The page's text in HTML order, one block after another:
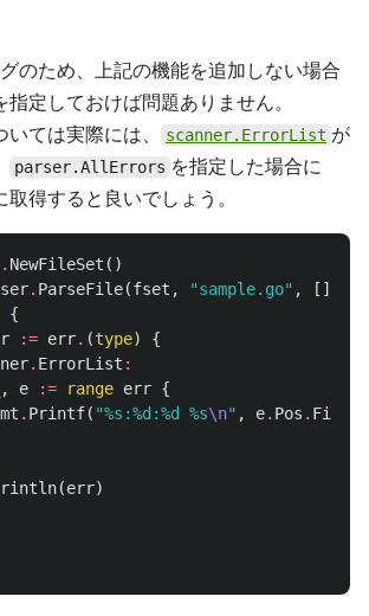
のため、上記の機能を追加しない場合
指定しておけば問題ありません。
ては実際には、
scanner.ErrorList が
parser.AllErrors を指定した場合に
得すると良いでしょう。
. NewFileSet ()
. ParseFile(fset , "sample.go" , []
{
:= err. (type)
{
. ErrorList :
, e := range err {
. Printf( "%s:%d:%d %s\n" , e. Pos .
(err)